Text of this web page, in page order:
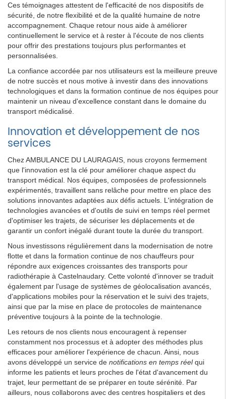
Ces témoignages attestent de l'efficacité de nos dispositifs de
sécurité, de notre flexibilité et de la qualité humaine de notre
accompagnement. Chaque retour nous aide à améliorer
continuellement le service et à rester à l'écoute de nos clients
pour offrir des prestations toujours plus performantes et
personnalisées.
La confiance accordée par nos utilisateurs est la meilleure preuve
de notre succès et nous motive à investir dans des innovations
technologiques et dans la formation continue de nos équipes pour
maintenir un niveau d'excellence constant dans le domaine du
transport médicalisé.
Innovation et développement de nos
services
Chez AMBULANCE DU LAURAGAIS, nous croyons fermement
que l'innovation est la clé pour améliorer chaque aspect du
transport médical. Nos équipes, composées de professionnels
expérimentés, travaillent sans relâche pour mettre en place des
solutions innovantes adaptées aux défis actuels. L'intégration de
technologies avancées et d'outils de suivi en temps réel permet
d'optimiser les trajets, de sécuriser les déplacements et de
garantir un confort inégalé durant toute la durée du transport.
Nous investissons régulièrement dans la modernisation de notre
flotte et dans la formation continue de nos chauffeurs pour
répondre aux exigences croissantes des transports pour
radiothérapie à Castelnaudary. Cette volonté d'innover se traduit
également par l'usage de systèmes de géolocalisation avancés,
d'applications mobiles pour la réservation et le suivi des trajets,
ainsi que par la mise en place de protocoles de maintenance
préventive toujours à la pointe de la technologie.
Les retours de nos clients nous encouragent à repenser
constamment nos processus et à adopter des méthodes plus
efficaces pour améliorer l'expérience de chacun. Ainsi, nous
avons développé un service de notifications en temps réelqui
informe les patients et leurs proches de l'état d'avancement du
trajet, leur permettant de se préparer en toute sérénité. Par
ailleurs, nous collaborons avec des centres hospitaliers et des